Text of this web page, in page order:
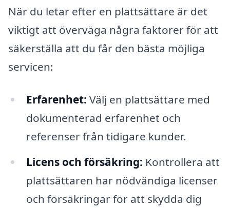
När du letar efter en plattsättare är det
viktigt att överväga några faktorer för att
säkerställa att du får den bästa möjliga
servicen:
Erfarenhet: Välj en plattsättare med
dokumenterad erfarenhet och
referenser från tidigare kunder.
Licens och försäkring: Kontrollera att
plattsättaren har nödvändiga licenser
och försäkringar för att skydda dig